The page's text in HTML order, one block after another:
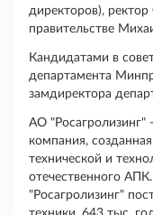
директоров),
правительстве
Кандидатами в
департамента
замдиректора
АО "Росагролизинг"
компания,
технической и
отечественного
"Росагролизинг"